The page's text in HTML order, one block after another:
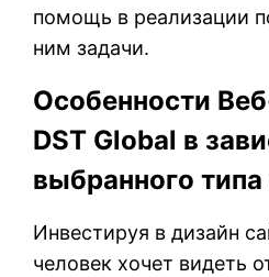
помощь в реализации
ним задачи.
Особенности
DST Global в
выбранного типа
Инвестируя в дизайн
человек хочет видеть